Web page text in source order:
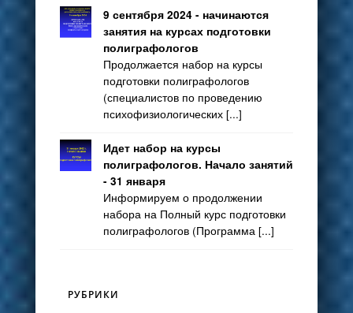
9 сентября 2024 - начинаются
занятия на курсах подготовки
полиграфологов
Продолжается набор на курсы
подготовки полиграфологов
(специалистов по проведению
психофизиологических [...]
Идет набор на курсы
полиграфологов. Начало занятий
- 31 января
Информируем о продолжении
набора на Полный курс подготовки
полиграфологов (Программа [...]
РУБРИКИ